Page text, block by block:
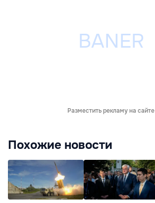
Разместить рекламу на сайте
Похожие новости